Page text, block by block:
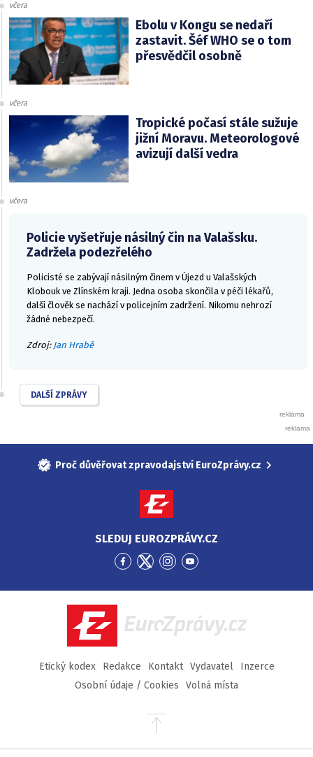
včera
Ebolu v Kongu se nedaří
zastavit. Šéf WHO se o tom
přesvědčil osobně
včera
Tropické počasí stále sužuje
jižní Moravu. Meteorologové
avizují další vedra
včera
Policie vyšetřuje násilný čin na Valašsku.
Zadržela podezřelého
Policisté se zabývají násilným činem v Újezd u Valašských
Klobouk ve Zlínském kraji. Jedna osoba skončila v péči lékařů,
další člověk se nachází v policejním zadržení. Nikomu nehrozí
žádné nebezpečí.
Zdroj: Jan Hrabě
DALŠÍ ZPRÁVY
Proč důvěřovat zpravodajství EuroZprávy.cz
SLEDUJ EUROZPRÁVY.CZ
Přejít
Facebook
Přejít
Twitter
Přejít
Instagram
Přejít
YouTube
EuroZprávy.cz
Etický kodex Redakce Kontakt Vydavatel
Inzerce
Osobní údaje / Cookies
Volná místa
Přejít
stránky